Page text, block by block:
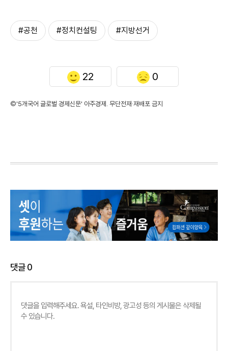
#공천 #정치컨설팅 #지방선거
22 0
©'5개국어 글로벌 경제신문' 아주경제. 무단전재·재배포 금지
댓글0